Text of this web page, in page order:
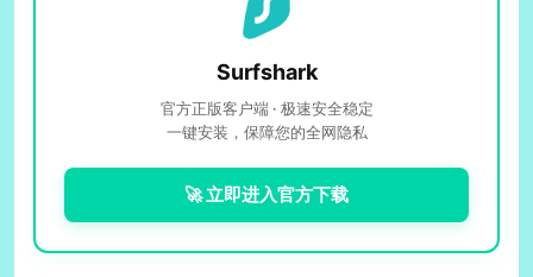
Surfshark
官方正版客户端 · 极速安全稳定
一键安装，保障您的全网隐私
🚀 立即进入官方下载